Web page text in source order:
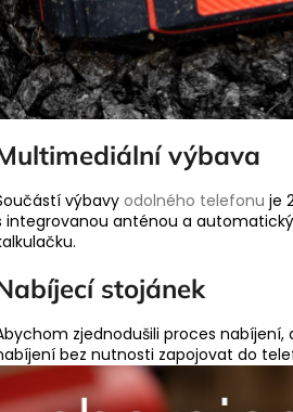
výbava
výbavyodolného telefonu je
integrovanou anténou a
stojánek
zjednodušili proces
bez nutnosti zapojovat do